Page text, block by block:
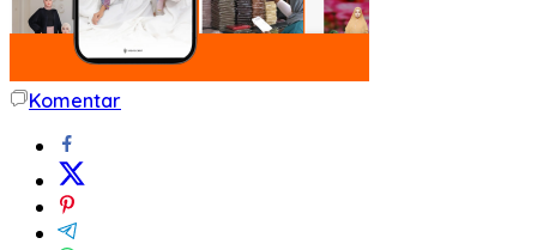
Komentar